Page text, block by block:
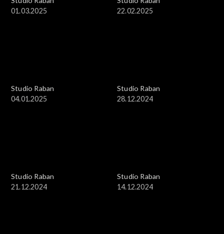
01.03.2025
22.02.2025
Studio Raban
04.01.2025
Studio Raban
28.12.2024
Studio Raban
21.12.2024
Studio Raban
14.12.2024